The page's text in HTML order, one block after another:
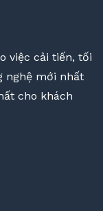
việc cải tiến, tối
nghệ mới nhất
cho khách